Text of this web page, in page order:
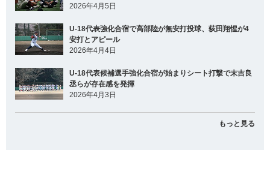
2026年4月5日
U-18代表強化合宿で高部陸が無安打投球、荻田翔惺が4
安打とアピール
2026年4月4日
U-18代表候補選手強化合宿が始まりシート打撃で末吉良
丞らが存在感を発揮
2026年4月3日
もっと見る